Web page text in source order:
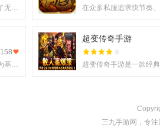
《传世复古版》悄然唤醒了无数老玩家的热血记忆，它不仅还原了那份熟悉的战斗激情，更在移动端上实现了诸多
一款以经典1.76复古风格为基调的《初心传奇3》悄然进入玩家视野。它不仅仅是对过往记忆的简单复刻，更是在
158
超变传奇手游
三九手游网，专